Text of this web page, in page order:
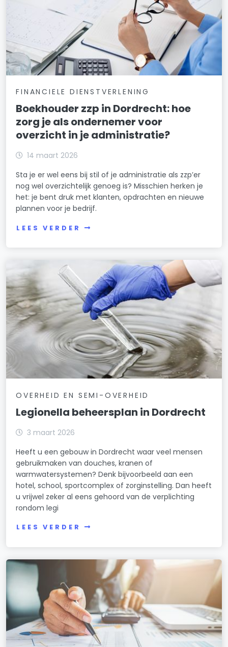
FINANCIELE DIENSTVERLENING
Boekhouder zzp in Dordrecht: hoe
zorg je als ondernemer voor
overzicht in je administratie?
14 maart 2026
Sta je er wel eens bij stil of je administratie als zzp’er
nog wel overzichtelijk genoeg is? Misschien herken je
het: je bent druk met klanten, opdrachten en nieuwe
plannen voor je bedrijf.
LEES VERDER
OVERHEID EN SEMI-OVERHEID
Legionella beheersplan in Dordrecht
3 maart 2026
Heeft u een gebouw in Dordrecht waar veel mensen
gebruikmaken van douches, kranen of
warmwatersystemen? Denk bijvoorbeeld aan een
hotel, school, sportcomplex of zorginstelling. Dan heeft
u vrijwel zeker al eens gehoord van de verplichting
rondom legi
LEES VERDER